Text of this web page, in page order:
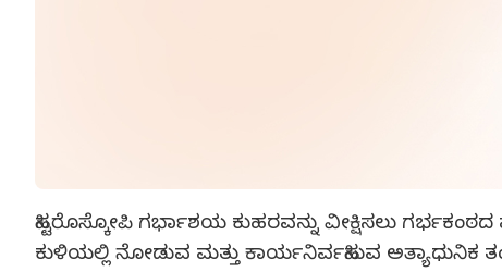
ಹಿಸ್ಟರೊಸ್ಕೋಪಿ ಗರ್ಭಾಶಯ ಕುಹರವನ್ನು ವೀಕ್ಷಿಸಲು
ಕುಳಿಯಲ್ಲಿ ನೋಡುವ ಮತ್ತು ಕಾರ್ಯನಿರ್ವಹಿಸುವ ಅತ್ಯಾಧುನಿಕ